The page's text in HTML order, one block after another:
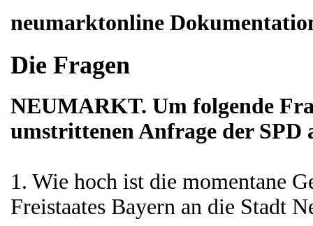
neumarktonline
Die Fragen
NEUMARKT. Um folgende
umstrittenen Anfrage der SPD
1. Wie hoch ist die momentane
Freistaates Bayern an die Stadt